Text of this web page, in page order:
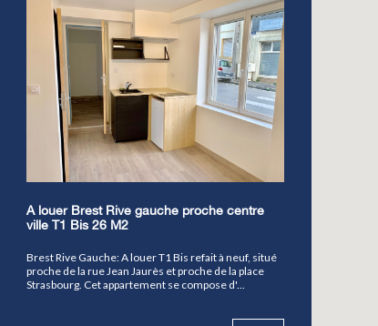
A louer Brest Rive gauche proche centre
ville T1 Bis 26 M2
Brest Rive Gauche: A louer T1 Bis refait à neuf, situé
proche de la rue Jean Jaurès et proche de la place
Strasbourg. Cet appartement se compose d'...